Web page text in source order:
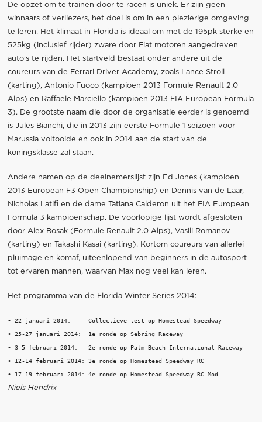
De opzet om te trainen door te racen is uniek. Er zijn geen
winnaars of verliezers, het doel is om in een plezierige omgeving
te leren. Het klimaat in Florida is ideaal om met de 195pk sterke en
525kg (inclusief rijder) zware door Fiat motoren aangedreven
auto's te rijden. Het startveld bestaat onder andere uit de
coureurs van de Ferrari Driver Academy, zoals Lance Stroll
(karting), Antonio Fuoco (kampioen 2013 Formule Renault 2.0
Alps) en Raffaele Marciello (kampioen 2013 FIA European Formula
3). De grootste naam die door de organisatie eerder is genoemd
is Jules Bianchi, die in 2013 zijn eerste Formule 1 seizoen voor
Marussia voltooide en ook in 2014 aan de start van de
koningsklasse zal staan.
Andere namen op de deelnemerslijst zijn Ed Jones (kampioen
2013 European F3 Open Championship) en Dennis van de Laar,
Nicholas Latifi en de dame Tatiana Calderon uit het FIA European
Formula 3 kampioenschap. De voorlopige lijst wordt afgesloten
door Alex Bosak (Formule Renault 2.0 Alps), Vasili Romanov
(karting) en Takashi Kasai (karting). Kortom coureurs van allerlei
pluimage en komaf, uiteenlopend van beginners in de autosport
tot ervaren mannen, waarvan Max nog veel kan leren.
Het programma van de Florida Winter Series 2014:
• 22 januari 2014:     Collectieve test op Homestead Speedway
• 25-27 januari 2014:  1e ronde op Sebring Raceway
• 3-5 februari 2014:   2e ronde op Palm Beach International Raceway
• 12-14 februari 2014: 3e ronde op Homestead Speedway RC
Niels Hendrix